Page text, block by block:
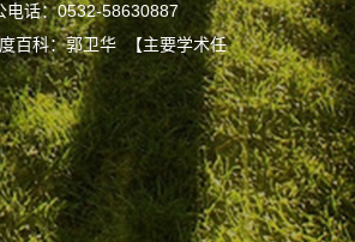
电话：0532-58630887
科：郭卫华 【主要学术任